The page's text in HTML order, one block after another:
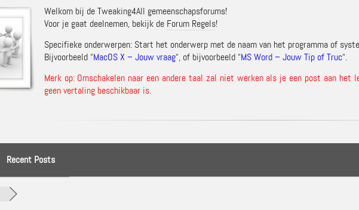
Welkom bij de Tweaking4All gemeenschapsforums!
Voor je gaat deelnemen, bekijk de Forum Regels!
Specifieke onderwerpen: Start het onderwerp met de naam van het programma of
Bijvoorbeeld “MacOS X – Jouw vraag“, of bijvoorbeeld “MS Word – Jouw Tip of Truc“.
Merk op: Omschakelen naar een andere taal zal niet werken als je een post aan het
geen vertaling beschikbaar is.
Recent Posts